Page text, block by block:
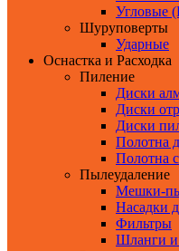
Угловые
Шуруповерты
Ударные
Оснастка и Расходка
Пиление
Диски
Диски
Диски
Полотна
Полотна
Пылеудаление
Мешки-
Насадки
Фильтры
Шланги